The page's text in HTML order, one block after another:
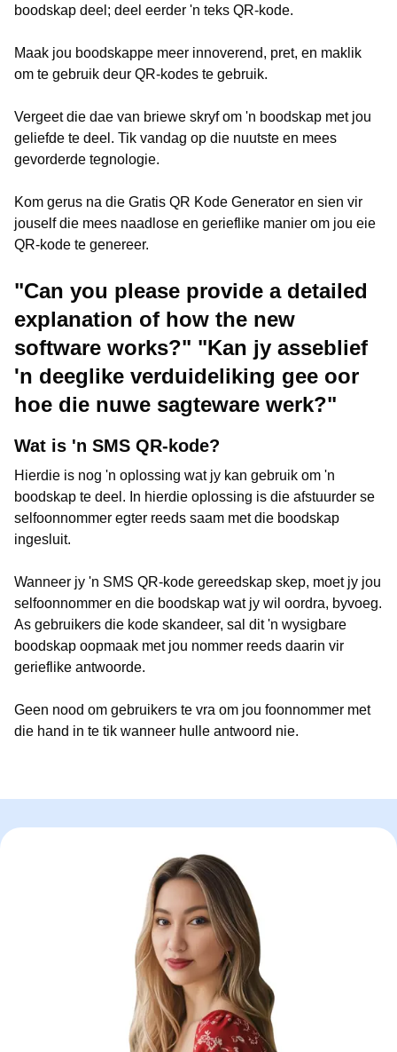
boodskap deel; deel eerder 'n teks QR-kode.
Maak jou boodskappe meer innoverend, pret, en maklik
om te gebruik deur QR-kodes te gebruik.
Vergeet die dae van briewe skryf om 'n boodskap met jou
geliefde te deel. Tik vandag op die nuutste en mees
gevorderde tegnologie.
Kom gerus na die Gratis QR Kode Generator en sien vir
jouself die mees naadlose en gerieflike manier om jou eie
QR-kode te genereer.
"Can you please provide a detailed
explanation of how the new
software works?" "Kan jy asseblief
'n deeglike verduideliking gee oor
hoe die nuwe sagteware werk?"
Wat is 'n SMS QR-kode?
Hierdie is nog 'n oplossing wat jy kan gebruik om 'n
boodskap te deel. In hierdie oplossing is die afstuurder se
selfoonnommer egter reeds saam met die boodskap
ingesluit.
Wanneer jy 'n SMS QR-kode gereedskap skep, moet jy jou
selfoonnommer en die boodskap wat jy wil oordra, byvoeg.
As gebruikers die kode skandeer, sal dit 'n wysigbare
boodskap oopmaak met jou nommer reeds daarin vir
gerieflike antwoorde.
Geen nood om gebruikers te vra om jou foonnommer met
die hand in te tik wanneer hulle antwoord nie.